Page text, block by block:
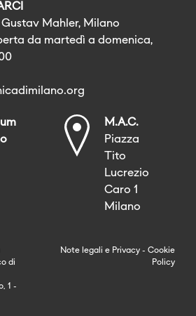
Mahler, Milano
da martedì a domenica,
M.A.C.
Piazza
Tito
Lucrezio
Caro 1
Milano
di
1 -
Note legali e Privacy - Cookie
Policy